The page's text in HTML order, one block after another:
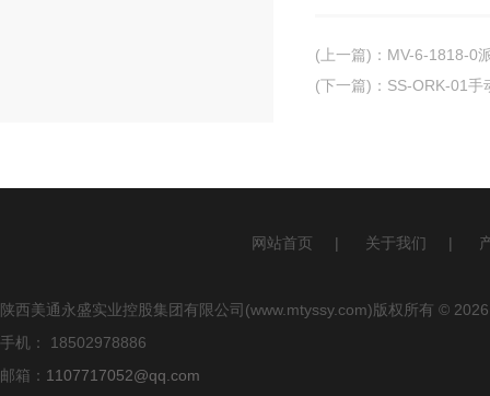
(上一篇) ： MV-6-1818-0
(下一篇) ： SS-ORK-01手
网站首页 | 关于我们 |
陕西美通永盛实业控股集团有限公司(www.mtyssy.com)版权所有 © 2026
手机： 18502978886
邮箱： 1107717052@qq.com